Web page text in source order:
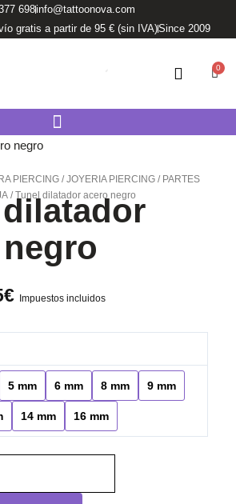
698info@tattoonova.com
gratis a partir de 95 € (sin IVA)Since 2009
0
PIERCING /JOYERIA PIERCING / PARTES
/ Tunel dilatador acero negro
€Rango
precios:
4.84€
hasta
6.05€
Impuestos incluidos
5 mm 6 mm 8 mm 9 mm
14 mm 16 mm